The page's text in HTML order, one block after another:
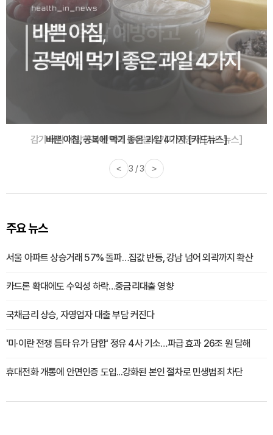
바쁜 아침, 공복에 먹기 좋은 과일 4가지 [카드뉴스]
< 1 / 3 >
주요 뉴스
서울 아파트 상승거래 57% 돌파…집값 반등, 강남 넘어 외곽까지 확산
카드론 확대에도 수익성 하락…중금리대출 영향
국채금리 상승, 자영업자 대출 부담 커진다
'미·이란 전쟁 틈타 유가 담합' 정유 4사 기소…파급 효과 26조 원 달해
휴대전화 개통에 안면인증 도입...강화된 본인 절차로 민생범죄 차단